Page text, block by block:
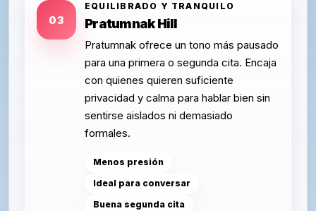
03
EQUILIBRADO Y TRANQUILO
Pratumnak Hill
Pratumnak ofrece un tono más pausado
para una primera o segunda cita. Encaja
con quienes quieren suficiente
privacidad y calma para hablar bien sin
sentirse aislados ni demasiado
formales.
Menos presión
Ideal para conversar
Buena segunda cita